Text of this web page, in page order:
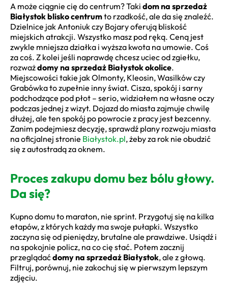
A może ciągnie cię do centrum? Taki dom na sprzedaż
Białystok blisko centrumto rzadkość, ale da się znaleźć.
Dzielnice jak Antoniuk czy Bojary oferują bliskość
miejskich atrakcji. Wszystko masz pod ręką. Ceną jest
zwykle mniejsza działka i wyższa kwota na umowie. Coś
za coś. Z kolei jeśli naprawdę chcesz uciec od zgiełku,
rozważdomy na sprzedaż Białystok okolice.
Miejscowości takie jak Olmonty, Kleosin, Wasilków czy
Grabówka to zupełnie inny świat. Cisza, spokój i sarny
podchodzące pod płot – serio, widziałem na własne oczy
podczas jednej z wizyt. Dojazd do miasta zajmuje chwilę
dłużej, ale ten spokój po powrocie z pracy jest bezcenny.
Zanim podejmiesz decyzję, sprawdź plany rozwoju miasta
na oficjalnej stronie Białystok.pl, żeby za rok nie obudzić
się z autostradą za oknem.
Proces zakupu domu bez bólu głowy.
Da się?
Kupno domu to maraton, nie sprint. Przygotuj się na kilka
etapów, z których każdy ma swoje pułapki. Wszystko
zaczyna się od pieniędzy, brutalne ale prawdziwe. Usiądź i
na spokojnie policz, na co cię stać. Potem zacznij
przeglądaćdomy na sprzedaż Białystok, ale z głową.
Filtruj, porównuj, nie zakochuj się w pierwszym lepszym
zdjęciu.